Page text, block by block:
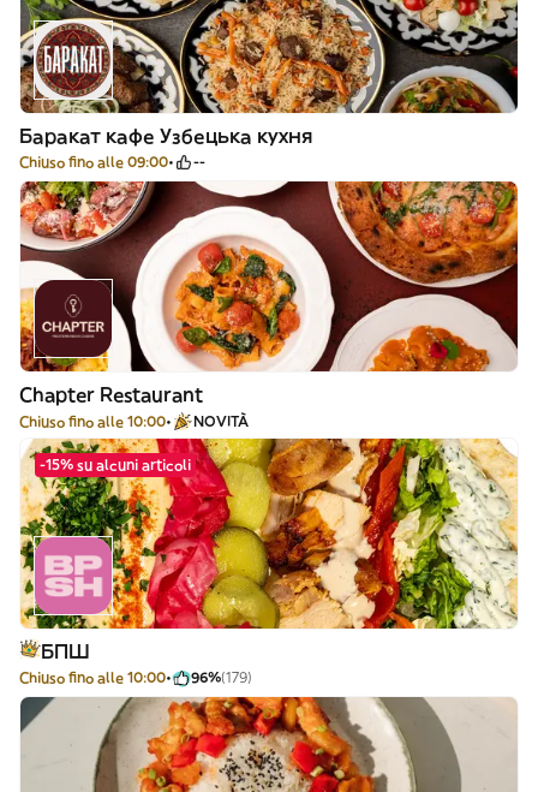
Баракат кафе Узбецька кухня
Chiuso fino alle 09:00 --
Chapter Restaurant
Chiuso fino alle 10:00 NOVITÀ
-15% su alcuni articoli
БПШ
Chiuso fino alle 10:00 96%(179)